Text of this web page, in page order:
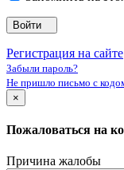
Войти
Регистрация на сайте
Забыли пароль?
Не пришло письмо с
×
Пожаловаться на
Причина жалобы